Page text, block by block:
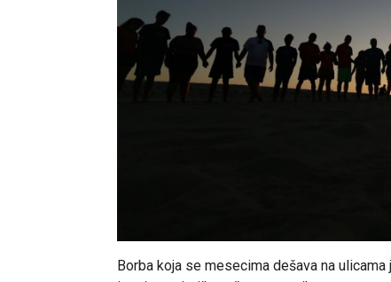
Borba koja se mesecima dešava na